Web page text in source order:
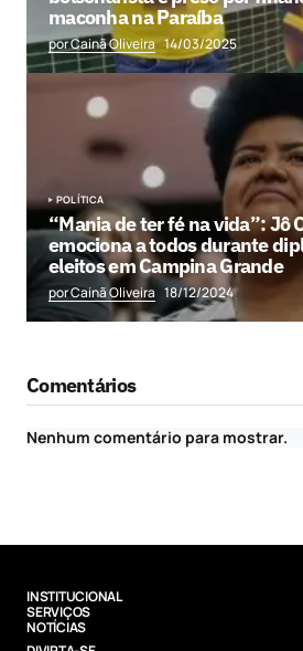
maconha na Paraíba
por Cainã Oliveira 14/03/2025
POLÍTICA
“Mania de ter fé na vida”: Jô
emociona a todos durante
eleitos em Campina Grande
por Cainã Oliveira 18/12/2024
Comentários
Nenhum comentário para mostrar.
INSTITUCIONAL
SERVIÇOS
NOTÍCIAS